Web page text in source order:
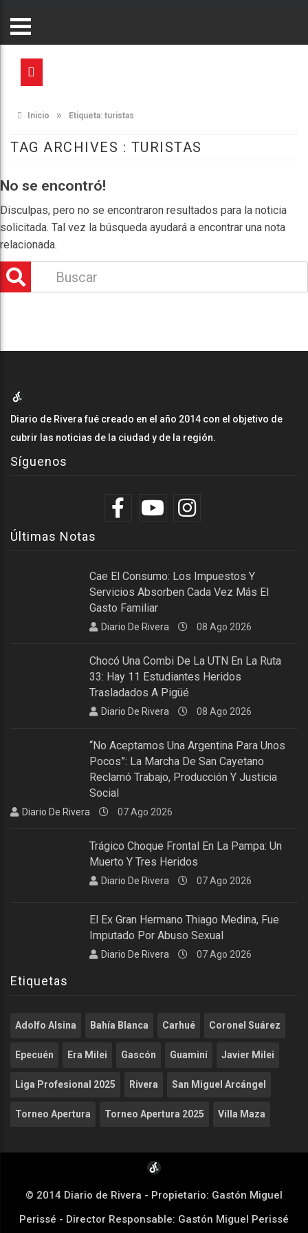
Inicio » Etiqueta: turistas
TAG ARCHIVES : TURISTAS
No se encontró!
Disculpas, pero no se encontraron resultados para la noticia
solicitada. Tal vez la búsqueda ayudará a encontrar una nota
relacionada.
Diario de Rivera fué creado en el año 2014 con el objetivo de
cubrir las noticias de la ciudad y de la región.
Síguenos
Últimas Notas
Cae El Consumo: Los Impuestos Y
Servicios Absorben Cada Vez Más El
Gasto Familiar
Diario De Rivera 08 Ago 2026
Chocó Una Combi De La UTN En La Ruta
33: Hay 11 Estudiantes Heridos
Trasladados A Pigüé
Diario De Rivera 08 Ago 2026
“No Aceptamos Una Argentina Para Unos
Pocos”: La Marcha De San Cayetano
Reclamó Trabajo, Producción Y Justicia
Social
Diario De Rivera 07 Ago 2026
Trágico Choque Frontal En La Pampa: Un
Muerto Y Tres Heridos
Diario De Rivera 07 Ago 2026
El Ex Gran Hermano Thiago Medina, Fue
Imputado Por Abuso Sexual
Diario De Rivera 07 Ago 2026
Etiquetas
Adolfo Alsina Bahía Blanca Carhué Coronel Suárez
Epecuén Era Milei Gascón Guaminí Javier Milei
Liga Profesional 2025 Rivera San Miguel Arcángel
Torneo Apertura Torneo Apertura 2025 Villa Maza
© 2014 Diario de Rivera - Propietario: Gastón Miguel
Perissé - Director Responsable: Gastón Miguel Perissé